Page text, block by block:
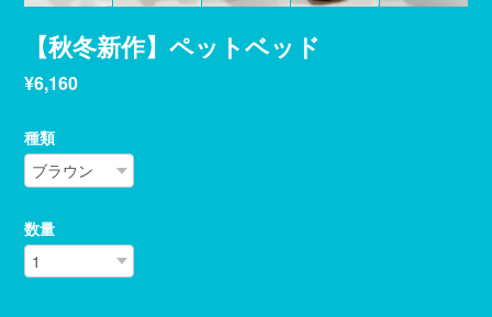
【秋冬新作】ペットベッド
¥6,160
種類
数量